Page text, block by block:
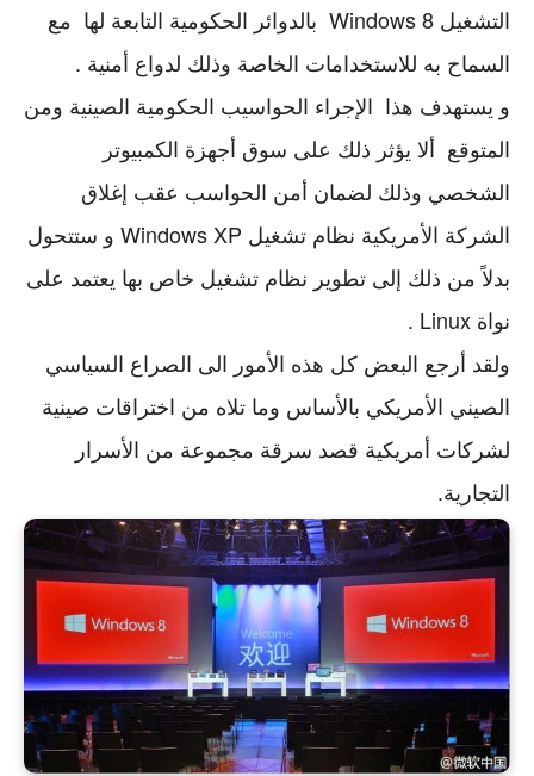
التشغيل Windows 8
بالدوائر الحكومية التابعة لها مع
السماح به للاستخدامات الخاصة وذلك لدواع أمنية .
و يستهدف هذا الإجراء الحواسيب الحكومية الصينية ومن
المتوقع ألا يؤثر ذلك على سوق أجهزة الكمبيوتر
الشخصي وذلك لضمان أمن الحواسب عقب إغلاق
الشركة الأمريكية نظام تشغيل Windows XP و ستتحول
بدلاً من ذلك إلى تطوير نظام تشغيل خاص بها يعتمد على
نواة Linux .
ولقد أرجع البعض كل هذه الأمور الى الصراع السياسي
الصيني الأمريكي بالأساس وما تلاه من اختراقات صينية
لشركات أمريكية قصد سرقة مجموعة من الأسرار
التجارية.